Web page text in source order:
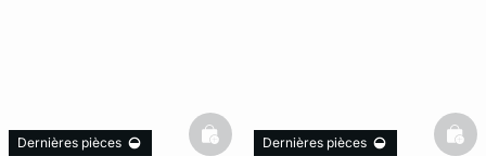
Dernières pièces basketfullDernières pièces